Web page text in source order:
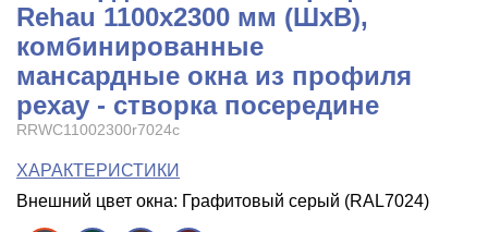
Rehau 1100x2300 мм (ШхВ),
комбинированные
мансардные окна из профиля
рехау - створка посередине
RRWC11002300r7024c
ХАРАКТЕРИСТИКИ
Внешний цвет окна: Графитовый серый (RAL7024)